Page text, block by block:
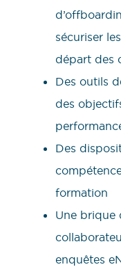
sécuriser
départ des
Des outils
des
Des
formation
Une brique
enquêtes